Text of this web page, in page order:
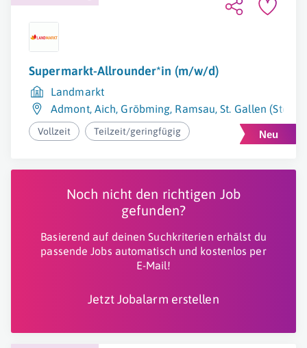
Supermarkt-Allrounder*in (m/w/d)
Landmarkt
Admont, Aich, Gröbming, Ramsau,St. Gallen
Vollzeit Teilzeit/geringfügig
Noch nicht den richtigen Job
gefunden?
Basierend auf deinen Suchkriterien erhälst du
passende Jobs automatisch und kostenlos per
E-Mail!
Jetzt Jobalarm erstellen